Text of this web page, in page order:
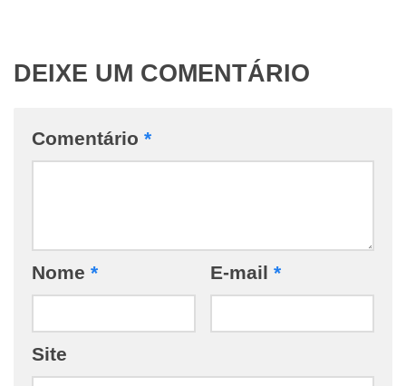
DEIXE UM COMENTÁRIO
Comentário *
Nome * E-mail *
Site